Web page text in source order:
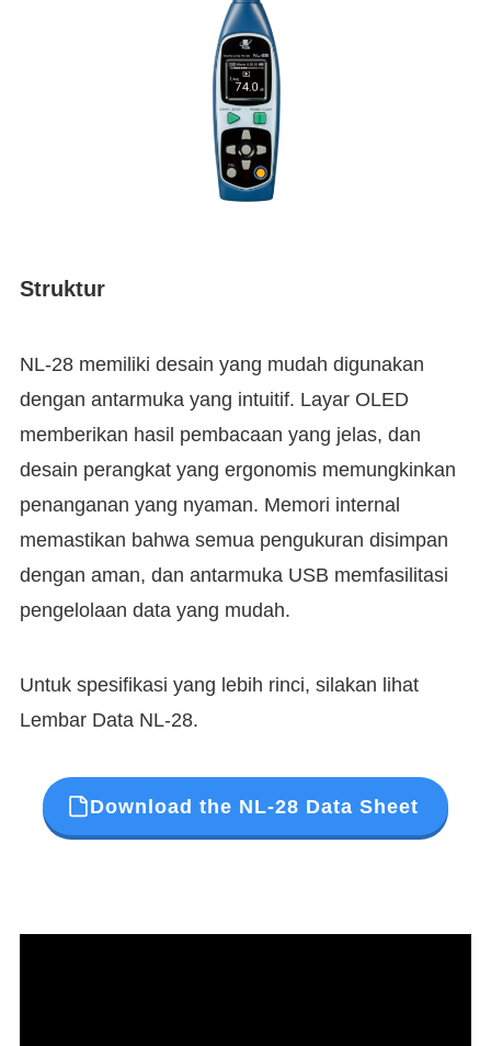
Struktur
NL-28 memiliki desain yang mudah digunakan
dengan antarmuka yang intuitif. Layar OLED
memberikan hasil pembacaan yang jelas, dan
desain perangkat yang ergonomis memungkinkan
penanganan yang nyaman. Memori internal
memastikan bahwa semua pengukuran disimpan
dengan aman, dan antarmuka USB memfasilitasi
pengelolaan data yang mudah.
Untuk spesifikasi yang lebih rinci, silakan lihat
Lembar Data NL-28.
Download the NL-28 Data Sheet